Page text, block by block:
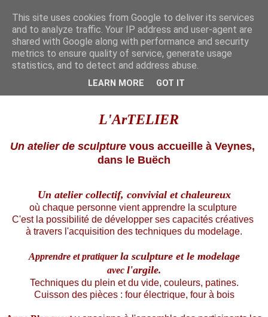
L'ArTELIER
Un atelier de sculpture vous accueille à Veynes,
dans le Buëch
Un atelier collectif, convivial et chaleureux
où chaque personne vient apprendre la sculpture
C'est la possibilité de développer ses capacités créatives
à travers l'acquisition des techniques du modelage.
Apprendre et pratiquerla sculpture et le modelage
avec l'argile.
Techniques du plein et du vide, couleurs, patines.
Cuisson des pièces : four électrique, four à bois
This site uses cookies from Google to deliver its services
and to analyze traffic. Your IP address and user-agent are
shared with Google along with performance and security
metrics to ensure quality of service, generate usage
statistics, and to detect and address abuse.
LEARN MORE GOT IT